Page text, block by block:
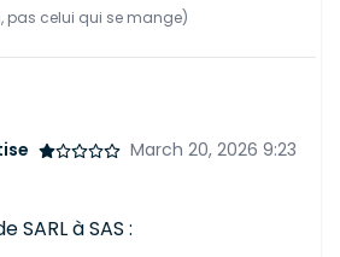
pas celui qui se mange)
March 20, 2026 9:23
SARL à SAS :